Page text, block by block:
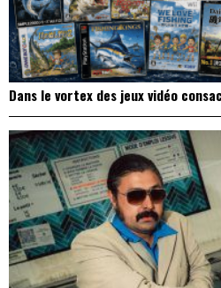
Dans le vortex des jeux vidéo